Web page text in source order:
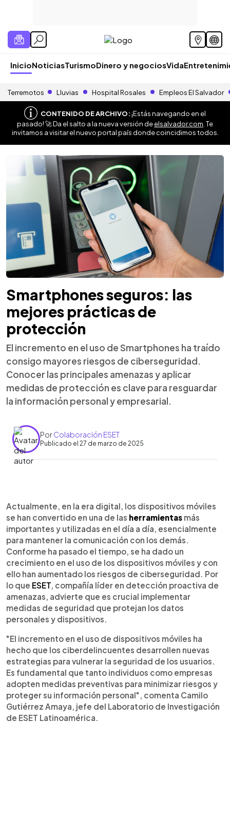
InicioNoticiasTurismoDinero y negociosVida
Terremotos Lluvias Hospital Rosales Empleos El Salvador
CONTENIDO DE ARCHIVO:¡Estás navegando en el
pasado! 🚀 Da el salto a la nueva versión deelsalvador.com . Te
invitamos a visitar el nuevo portal país donde coincidimos todos.
Smartphones seguros: las
mejores prácticas de
protección
El incremento en el uso de Smartphones ha traído
consigo mayores riesgos de ciberseguridad.
Conocer las principales amenazas y aplicar
medidas de protección es clave para resguardar
la información personal y empresarial.
PorColaboración ESET
Publicado el 27 de marzo de 2025
► Escuchar artículo
Actualmente, en la era digital, los dispositivos móviles
se han convertido en una de las herramientas más
importantes y utilizadas en el día a día, esencialmente
para mantener la comunicación con los demás.
Conforme ha pasado el tiempo, se ha dado un
crecimiento en el uso de los dispositivos móviles y con
ello han aumentado los riesgos de ciberseguridad. Por
lo que ESET , compañía líder en detección proactiva de
amenazas, advierte que es crucial implementar
medidas de seguridad que protejan los datos
personales y dispositivos.
"El incremento en el uso de dispositivos móviles ha
hecho que los ciberdelincuentes desarrollen nuevas
estrategias para vulnerar la seguridad de los usuarios.
Es fundamental que tanto individuos como empresas
adopten medidas preventivas para minimizar riesgos y
proteger su información personal", comenta Camilo
Gutiérrez Amaya, jefe del Laboratorio de Investigación
de ESET Latinoamérica.